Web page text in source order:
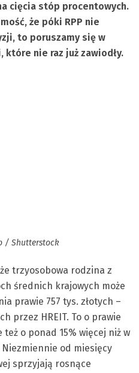
cięcia stóp procentowych.
że póki RPP nie
to poruszamy się w
nie raz już zawiodły.
/ Shutterstock
trzyosobowa rodzina z
średnich krajowych może
prawie 757 tys. złotych –
przez HREIT. To o prawie
o ponad 15% więcej niż w
od miesięcy
sprzyjają rosnące